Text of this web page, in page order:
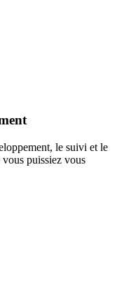
le suivi et le
puissiez vous